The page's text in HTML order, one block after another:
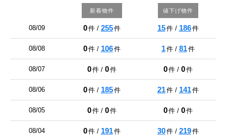
新着物件 値下げ物件
08/09 0件 / 255件 15件 / 186件
08/08 0件 / 106件 1件 / 81件
08/07 0件 / 0件 0件 / 0件
08/06 0件 / 185件 21件 / 141件
08/05 0件 / 0件 0件 / 0件
08/04 0件 / 191件 30件 / 219件